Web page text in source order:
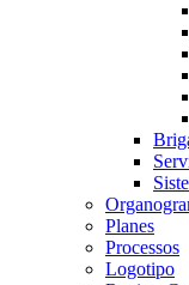
Planes
Processos
Logotipo